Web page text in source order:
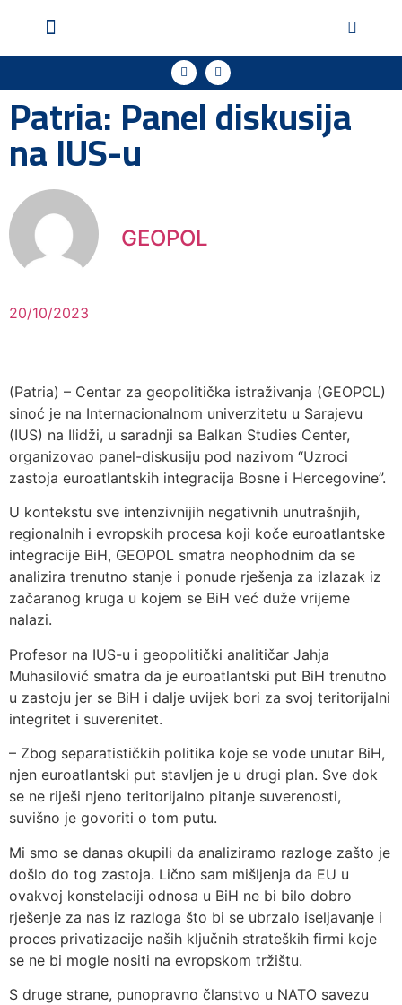
Patria: Panel diskusija
na IUS-u
GEOPOL
20/10/2023
(Patria) – Centar za geopolitička istraživanja (GEOPOL)
sinoć je na Internacionalnom univerzitetu u Sarajevu
(IUS) na Ilidži, u saradnji sa Balkan Studies Center,
organizovao panel-diskusiju pod nazivom “Uzroci
zastoja euroatlantskih integracija Bosne i Hercegovine”.
U kontekstu sve intenzivnijih negativnih unutrašnjih,
regionalnih i evropskih procesa koji koče euroatlantske
integracije BiH, GEOPOL smatra neophodnim da se
analizira trenutno stanje i ponude rješenja za izlazak iz
začaranog kruga u kojem se BiH već duže vrijeme
nalazi.
Profesor na IUS-u i geopolitički analitičar Jahja
Muhasilović smatra da je euroatlantski put BiH trenutno
u zastoju jer se BiH i dalje uvijek bori za svoj teritorijalni
integritet i suverenitet.
– Zbog separatističkih politika koje se vode unutar BiH,
njen euroatlantski put stavljen je u drugi plan. Sve dok
se ne riješi njeno teritorijalno pitanje suverenosti,
suvišno je govoriti o tom putu.
Mi smo se danas okupili da analiziramo razloge zašto je
došlo do tog zastoja. Lično sam mišljenja da EU u
ovakvoj konstelaciji odnosa u BiH ne bi bilo dobro
rješenje za nas iz razloga što bi se ubrzalo iseljavanje i
proces privatizacije naših ključnih strateških firmi koje
se ne bi mogle nositi na evropskom tržištu.
S druge strane, punopravno članstvo u NATO savezu